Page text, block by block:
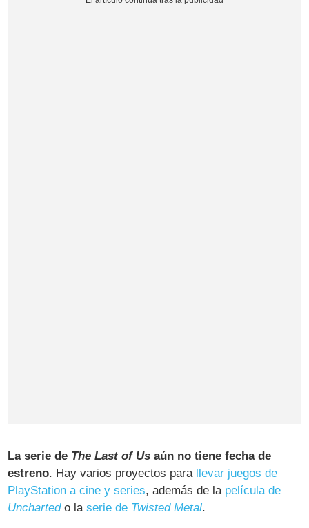
La serie de The Last of Us aún no tiene fecha de
estreno. Hay varios proyectos para llevar juegos de
PlayStation a cine y series, además de la película de
Unchartedo laserie de Twisted Metal.